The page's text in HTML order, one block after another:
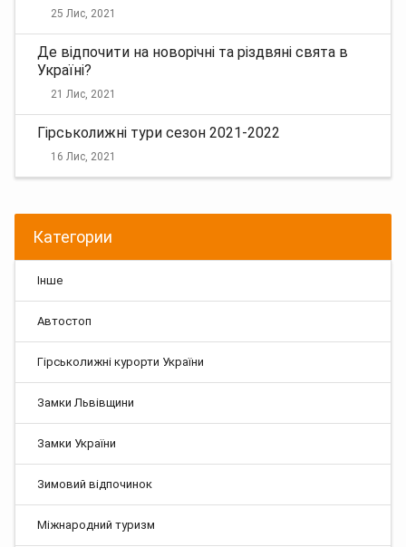
25 Лис, 2021
Де відпочити на новорічні та різдвяні свята в
Україні?
21 Лис, 2021
Гірськолижні тури сезон 2021-2022
16 Лис, 2021
Категории
Інше
Автостоп
Гірськолижні курорти України
Замки Львівщини
Замки України
Зимовий відпочинок
Міжнародний туризм